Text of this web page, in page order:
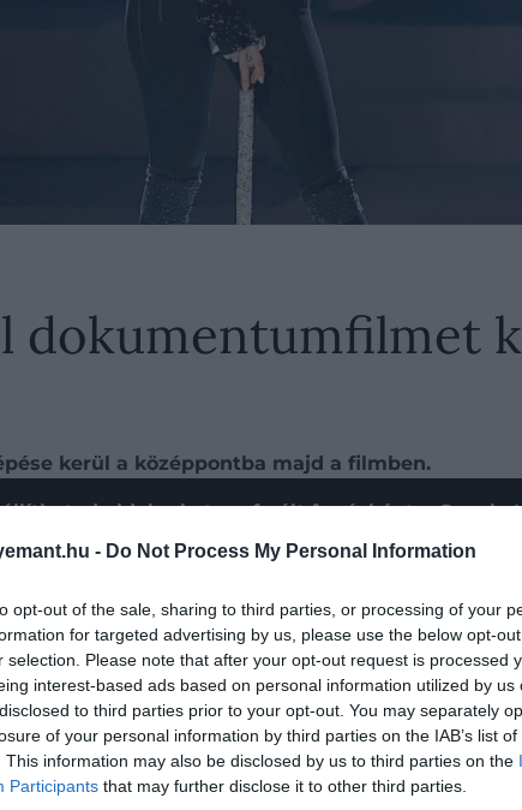
- Do Not Process My Personal Information
opt-out of the sale, sharing to third parties, or processing of your
for targeted advertising by us, please use the below opt-
selection. Please note that after your opt-out request is processed
interest-based ads based on personal information utilized by us
to third parties prior to your opt-out. You may separately
of your personal information by third parties on the IAB’s list
This information may also be disclosed by us to third parties on the
Participants that may further disclose it to other third parties.
dokumentumfilmet
kerül a középpontba majd a filmben.
oldalunkat preferált forrásként a Google